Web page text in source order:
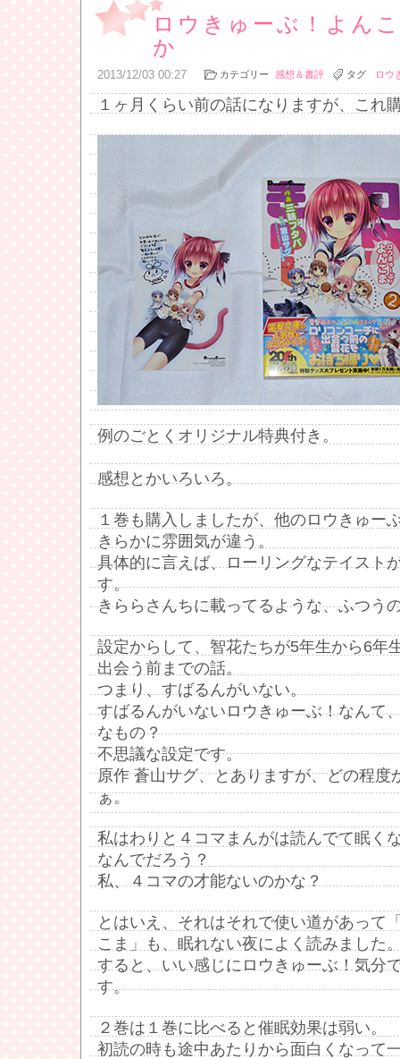
ロウきゅーぶ！よん
か
2013/12/03 00:27 カテゴリー 感想＆書評 タグ ロウ
１ヶ月くらい前の話になりますが、これ
例のごとくオリジナル特典付き。
感想とかいろいろ。
１巻も購入しましたが、他のロウきゅー
きらかに雰囲気が違う。
具体的に言えば、ローリングなテイスト
す。
きららさんちに載ってるような、ふつう
設定からして、智花たちが5年生から6年
出会う前までの話。
つまり、すばるんがいない。
すばるんがいないロウきゅーぶ！なんて
なもの？
不思議な設定です。
原作 蒼山サグ、とありますが、どの程度
ぁ。
私はわりと４コマまんがは読んでて眠く
なんでだろう？
私、４コマの才能ないのかな？
とはいえ、それはそれで使い道があって
こま」も、眠れない夜によく読みました
すると、いい感じにロウきゅーぶ！気分
す。
２巻は１巻に比べると催眠効果は弱い。
初読の時も途中あたりから面白くなって